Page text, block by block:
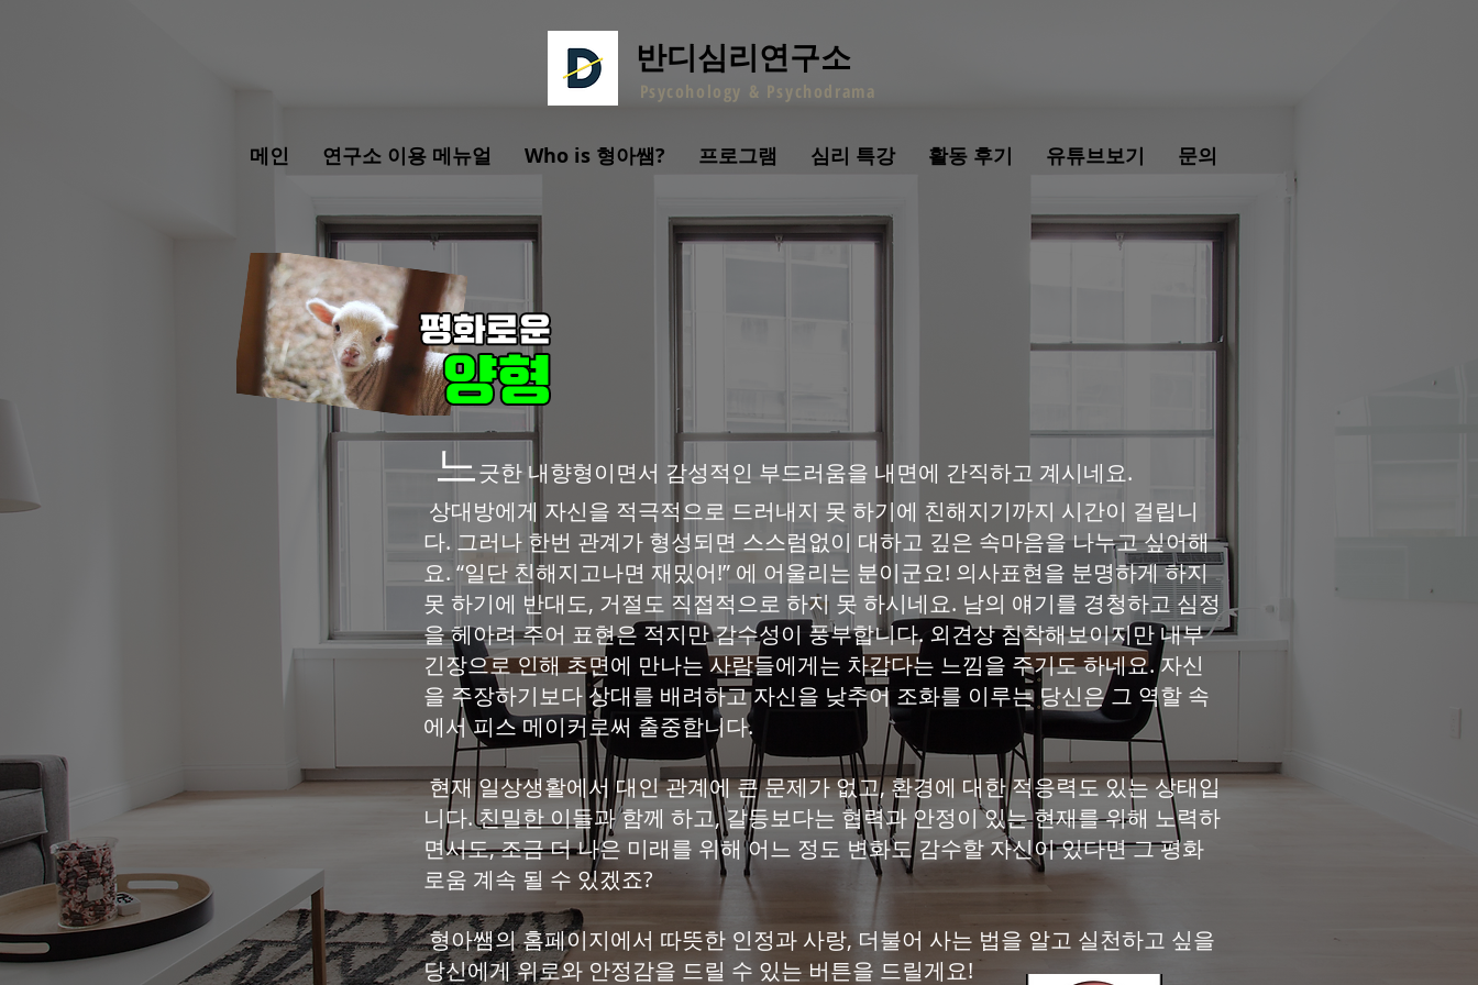
반디심리연구소
Psycohology & Psychodrama
메인 연구소 이용 메뉴얼 Who is 형아쌤? 프로그램 심리 특강 활동 후기 유튜브보기 문의
느긋한 내향형이면서 감성적인 부드러움을 내면에 간직하고 계시네요.
상대방에게 자신을 적극적으로 드러내지 못 하기에 친해지기까지 시간이 걸립니
다. 그러나 한번 관계가 형성되면 스스럼없이 대하고 깊은 속마음을 나누고 싶어해
요. “일단 친해지고나면 재밌어!” 에 어울리는 분이군요! 의사표현을 분명하게 하지
못 하기에 반대도, 거절도 직접적으로 하지 못 하시네요. 남의 얘기를 경청하고 심정
을 헤아려 주어 표현은 적지만 감수성이 풍부합니다. 외견상 침착해보이지만 내부
긴장으로 인해 초면에 만나는 사람들에게는 차갑다는 느낌을 주기도 하네요. 자신
을 주장하기보다 상대를 배려하고 자신을 낮추어 조화를 이루는 당신은 그 역할 속
에서 피스 메이커로써 출중합니다.
현재 일상생활에서 대인 관계에 큰 문제가 없고, 환경에 대한 적응력도 있는 상태입
니다. 친밀한 이들과 함께 하고, 갈등보다는 협력과 안정이 있는 현재를 위해 노력하
면서도, 조금 더 나은 미래를 위해 어느 정도 변화도 감수할 자신이 있다면 그 평화
로움 계속 될 수 있겠죠?
형아쌤의 홈페이지에서 따뜻한 인정과 사랑, 더불어 사는 법을 알고 실천하고 싶을
당신에게 위로와 안정감을 드릴 수 있는 버튼을 드릴게요!